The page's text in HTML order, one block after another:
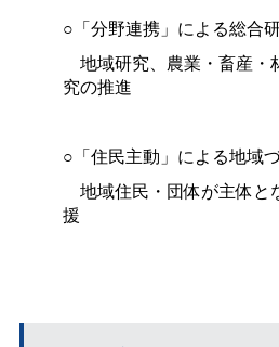
○「分野連携」による総合
地域研究、農業・畜産・
究の推進
○「住民主動」による地域
地域住民・団体が主体と
援